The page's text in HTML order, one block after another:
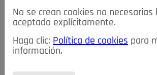
NOTICIAS SERVICIOS DE INTERÉS
TABLÓN DE ANUNCIOS MIS ANUNCIOS
NOSOTROS
No se crean cookies no
aceptado explícitamente.
Haga clic: Política de cookies para
información.